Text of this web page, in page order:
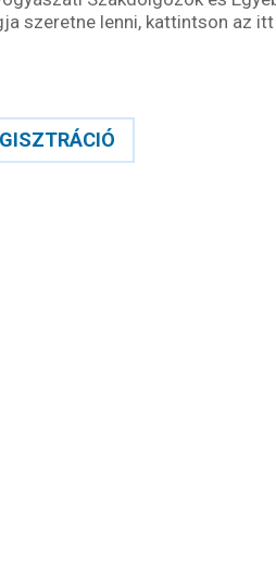
szeretne lenni, kattintson az